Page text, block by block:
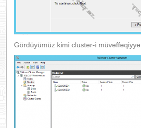
Gördüyümüz kimi cluster-i